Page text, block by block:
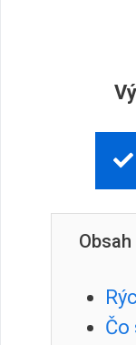
Obsah
Čo